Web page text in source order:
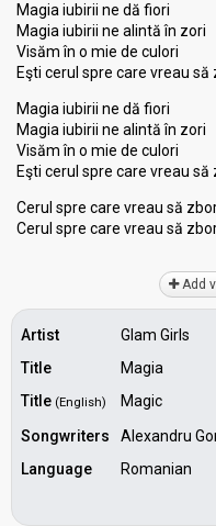
Magia iubirii ne dă fiori
Magia iubirii ne alintă în zori
Visăm în o mie de culori
Eşti cerul spre care vreau să
Magia iubirii ne dă fiori
Magia iubirii ne alintă în zori
Visăm în o mie de culori
Eşti cerul spre care vreau să
Cerul spre care vreau să
Cerul spre care vreаu ѕă
Add
Artist
Glam Girls
Title
Magia
Title (English)
Magic
Songwriters
Alexandru
Language
Romanian